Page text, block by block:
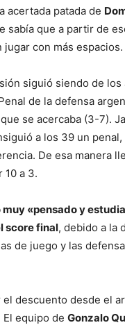
acertada patada de
sabía que a partir de
con más espacios.
siguió siendo de
de la defensa
se acercaba (3-7).
a los 39 un
De esa manera
10 a 3.
«pensado y
score final, debido a la
de juego y las
el descuento desde el
El equipo de Gonzalo